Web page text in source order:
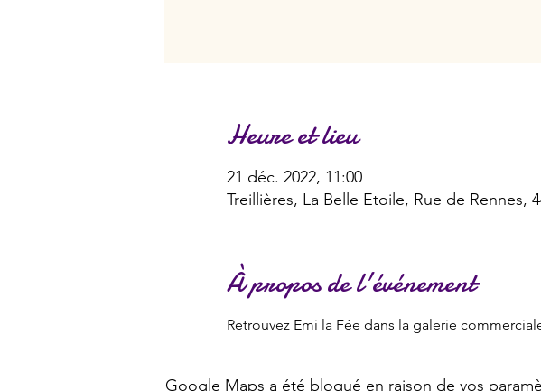
Heure et lieu
21 déc. 2022, 11:00
Treillières, La Belle Etoile, Rue de Rennes,
À propos de l'événement
Retrouvez Emi la Fée dans la galerie
Google Maps a été bloqué en raison de vos